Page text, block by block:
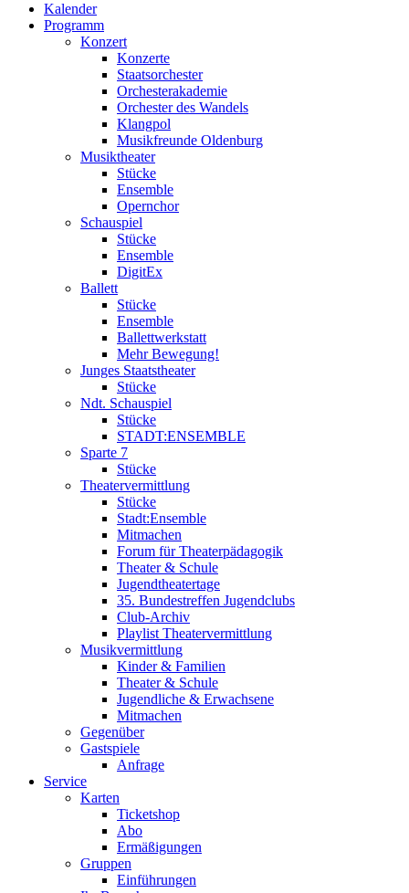
Kalender
Programm
Konzert
Konzerte
Staatsorchester
Orchesterakademie
Orchester des Wandels
Klangpol
Musikfreunde Oldenburg
Musiktheater
Stücke
Ensemble
Opernchor
Schauspiel
Stücke
Ensemble
DigitEx
Ballett
Stücke
Ensemble
Ballettwerkstatt
Mehr Bewegung!
Junges Staatstheater
Stücke
Ndt. Schauspiel
Stücke
STADT:ENSEMBLE
Sparte 7
Stücke
Theatervermittlung
Stücke
Stadt:Ensemble
Mitmachen
Forum für Theaterpädagogik
Theater & Schule
Jugendtheatertage
35. Bundestreffen Jugendclubs
Club-Archiv
Playlist Theatervermittlung
Musikvermittlung
Kinder & Familien
Theater & Schule
Jugendliche & Erwachsene
Mitmachen
Gegenüber
Gastspiele
Anfrage
Service
Karten
Ticketshop
Abo
Ermäßigungen
Gruppen
Einführungen